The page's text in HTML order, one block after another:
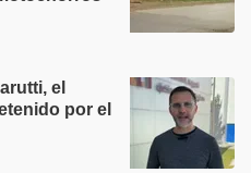
el
por el